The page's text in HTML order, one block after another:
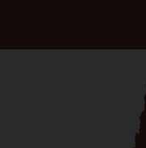
content